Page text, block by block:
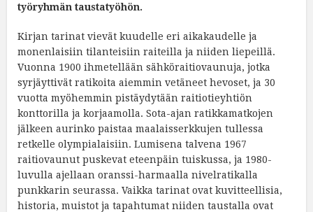
työryhmän taustatyöhön.
Kirjan tarinat vievät kuudelle eri aikakaudelle ja
monenlaisiin tilanteisiin raiteilla ja niiden liepeillä.
Vuonna 1900 ihmetellään sähköraitiovaunuja, jotka
syrjäyttivät ratikoita aiemmin vetäneet hevoset, ja 30
vuotta myöhemmin pistäydytään raitiotieyhtiön
konttorilla ja korjaamolla. Sota-ajan ratikkamatkojen
jälkeen aurinko paistaa maalaisserkkujen tullessa
retkelle olympialaisiin. Lumisena talvena 1967
raitiovaunut puskevat eteenpäin tuiskussa, ja 1980-
luvulla ajellaan oranssi-harmaalla nivelratikalla
punkkarin seurassa. Vaikka tarinat ovat kuvitteellisia,
historia, muistot ja tapahtumat niiden taustalla ovat